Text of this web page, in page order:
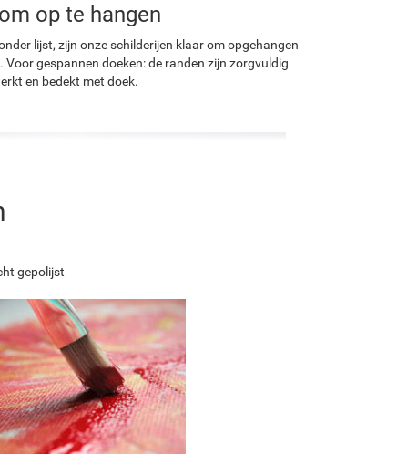
op te hangen
lijst, zijn onze schilderijen klaar om opgehangen
gespannen doeken: de randen zijn zorgvuldig
en bedekt met doek.
gepolijst